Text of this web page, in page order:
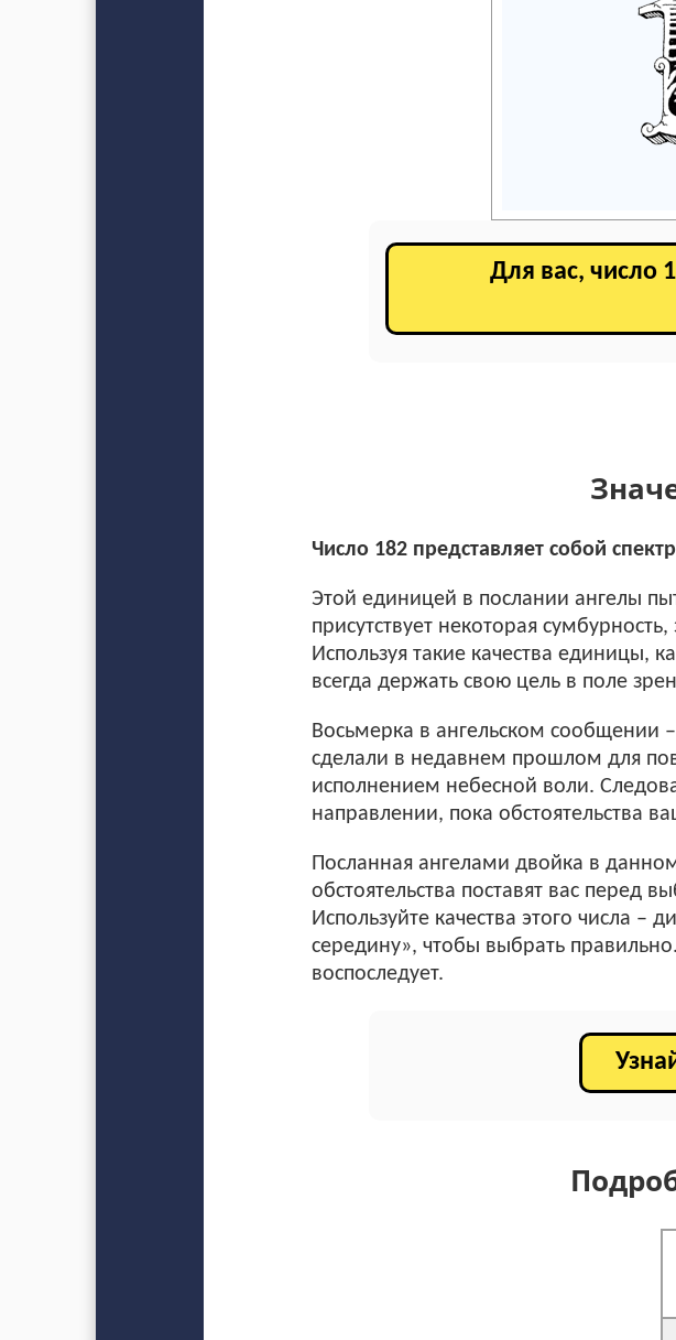
Для вас, число
Число 182 представляет собой
Этой единицей в послании ангелы
присутствует некоторая
Используя такие качества единицы,
всегда держать свою цель в поле
Восьмерка в ангельском сообщении
сделали в недавнем прошлом для
исполнением небесной воли.
направлении, пока обстоятельства
Посланная ангелами двойка в
обстоятельства поставят вас перед
Используйте качества этого числа –
середину», чтобы выбрать
воспоследует.